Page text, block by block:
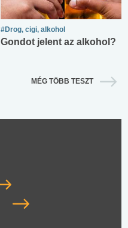
#Drog, cigi, alkohol
Gondot jelent az alkohol?
MÉG TÖBB TESZT